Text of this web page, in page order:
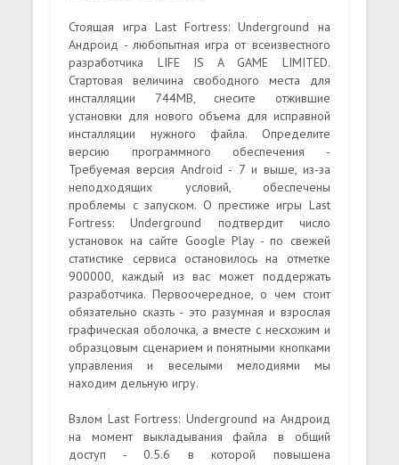
Стоящая игра Last Fortress: Underground на
Андроид - любопытная игра от всеизвестного
разработчика LIFE IS A GAME LIMITED.
Стартовая величина свободного места для
инсталляции 744MB, снесите отжившие
установки для нового объема для исправной
инсталляции нужного файла. Определите
версию программного обеспечения -
Требуемая версия Android - 7 и выше, из-за
неподходящих условий, обеспечены
проблемы с запуском. О престиже игры Last
Fortress: Underground подтвердит число
установок на сайте Google Play - по свежей
статистике сервиса остановилось на отметке
900000, каждый из вас может поддержать
разработчика. Первоочередное, о чем стоит
обязательно сказть - это разумная и взрослая
графическая оболочка, а вместе с несхожим и
образцовым сценарием и понятными кнопками
управления и веселыми мелодиями мы
находим дельную игру.
Взлом Last Fortress: Underground на Андроид
на момент выкладывания файла в общий
доступ - 0.5.6 в которой повышена